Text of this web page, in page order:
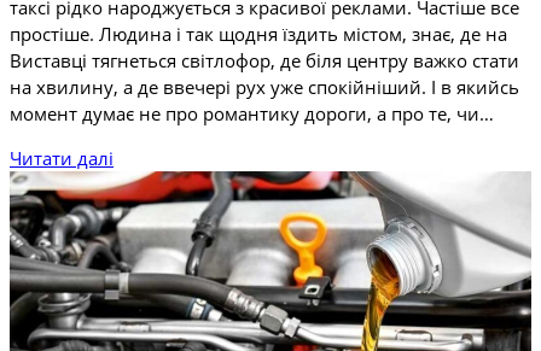
таксі рідко народжується з красивої реклами. Частіше все
простіше. Людина і так щодня їздить містом, знає, де на
Виставці тягнеться світлофор, де біля центру важко стати
на хвилину, а де ввечері рух уже спокійніший. І в якийсь
момент думає не про романтику дороги, а про те, чи…
Читати далі